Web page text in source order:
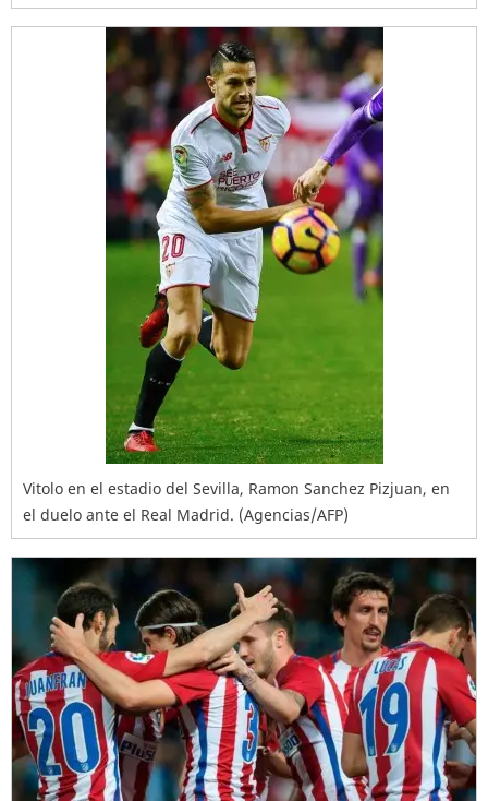
Vitolo en el estadio del Sevilla, Ramon Sanchez Pizjuan, en
el duelo ante el Real Madrid. (Agencias/AFP)